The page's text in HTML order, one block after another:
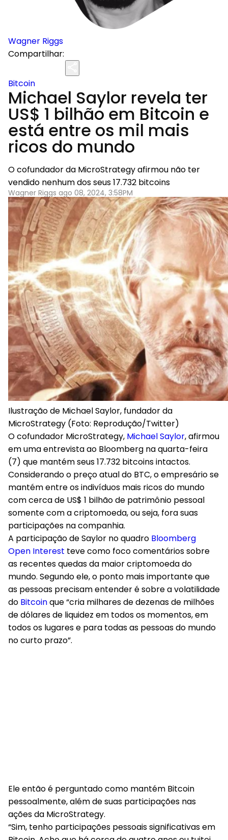
Wagner Riggs
Compartilhar:
Bitcoin
Michael Saylor revela ter
US$ 1 bilhão em Bitcoin e
está entre os mil mais
ricos do mundo
O cofundador da MicroStrategy afirmou não ter
vendido nenhum dos seus 17.732 bitcoins
Wagner Riggs ago 08, 2024, 3:58PM
Ilustração de Michael Saylor, fundador da
MicroStrategy (Foto: Reprodução/Twitter)
O cofundador MicroStrategy, Michael Saylor, afirmou
em uma entrevista ao Bloomberg na quarta-feira
(7) que mantém seus 17.732 bitcoins intactos.
Considerando o preço atual do BTC, o empresário se
mantém entre os indivíduos mais ricos do mundo
com cerca de US$ 1 bilhão de patrimônio pessoal
somente com a criptomoeda, ou seja, fora suas
participações na companhia.
A participação de Saylor no quadro Bloomberg
Open Interest teve como foco comentários sobre
as recentes quedas da maior criptomoeda do
mundo. Segundo ele, o ponto mais importante que
as pessoas precisam entender é sobre a volatilidade
do Bitcoinque “cria milhares de dezenas de milhões
de dólares de liquidez em todos os momentos, em
todos os lugares e para todas as pessoas do mundo
no curto prazo”.
Ele então é perguntado como mantém Bitcoin
pessoalmente, além de suas participações nas
ações da MicroStrategy.
“Sim, tenho participações pessoais significativas em